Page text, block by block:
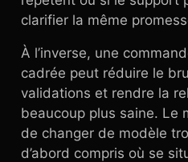
clarifier la même
À l’inverse, une
cadrée peut réduire le
validations et rendre la
beaucoup plus saine. Le
de changer de modèle
d’abord compris où se